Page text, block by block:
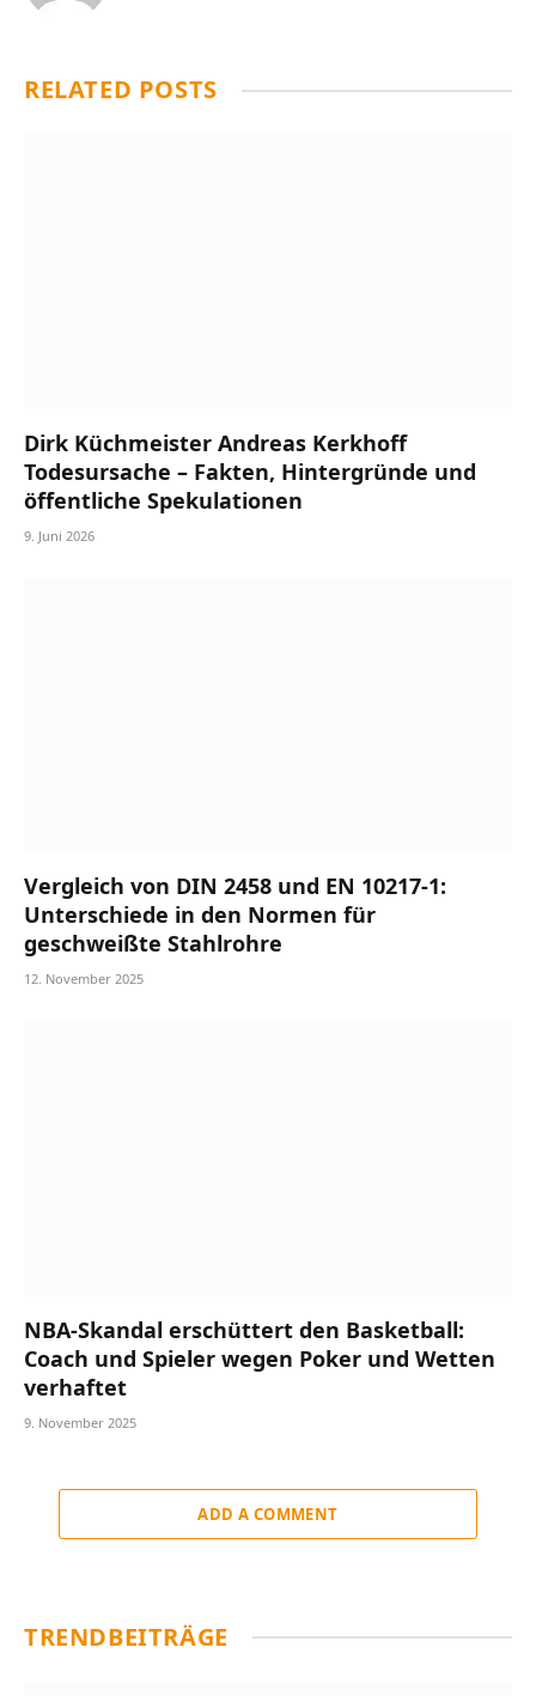
RELATED POSTS
Dirk Küchmeister Andreas Kerkhoff
Todesursache – Fakten, Hintergründe und
öffentliche Spekulationen
9. Juni 2026
Vergleich von DIN 2458 und EN 10217-1:
Unterschiede in den Normen für
geschweißte Stahlrohre
12. November 2025
NBA-Skandal erschüttert den Basketball:
Coach und Spieler wegen Poker und Wetten
verhaftet
9. November 2025
ADD A COMMENT
TRENDBEITRÄGE